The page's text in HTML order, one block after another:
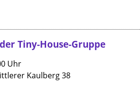
Tiny-House-Gruppe
Uhr
Kaulberg 38